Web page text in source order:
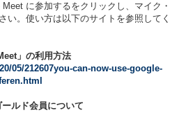
に参加するをクリックし、マイク・
い。使い方は以下のサイトを参照してく
」の利用方法
05/212607you-can-now-use-google-
ルド会員について